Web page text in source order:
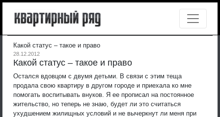
Какой статус – такое и право
28.12.2012
Какой статус – такое и право
Остался вдовцом с двумя детьми. В связи с этим теща
продала свою квартиру в другом городе и приехала ко мне
помогать воспитывать внуков. Я ее прописал на постоянное
жительство, но теперь не знаю, будет ли это считаться
ухудшением жилищных условий и не вычеркнут ли меня при